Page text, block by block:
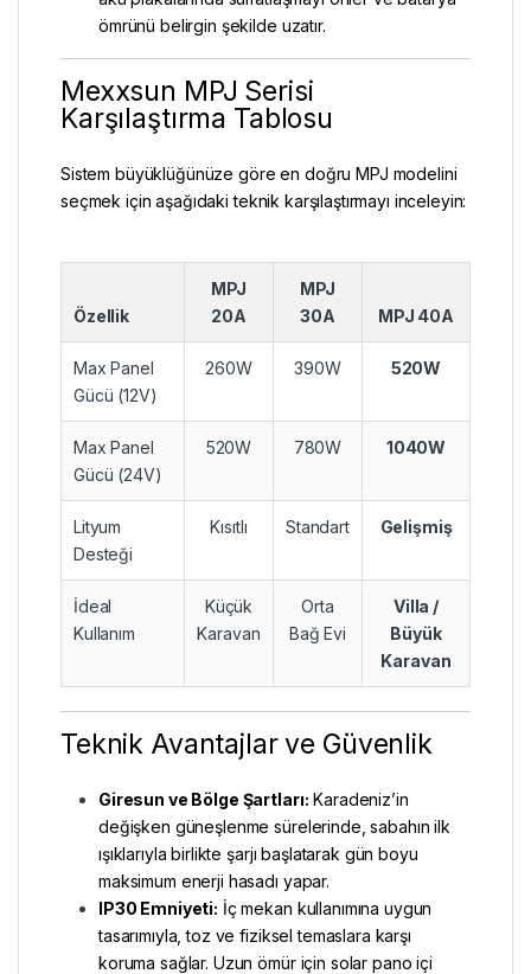
ömrünü belirgin şekilde uzatır.
Mexxsun MPJ Serisi
Karşılaştırma Tablosu
Sistem büyüklüğünüze göre en doğru MPJ modelini
seçmek için aşağıdaki teknik karşılaştırmayı inceleyin:
Özellik
MPJ
20A
MPJ
30A
MPJ 40A
Max Panel
Gücü (12V)
260W 390W 520W
Max Panel
Gücü (24V)
520W 780W 1040W
Lityum
Desteği
Kısıtlı Standart Gelişmiş
İdeal
Kullanım
Küçük
Karavan
Orta
Bağ Evi
Villa /
Büyük
Karavan
Teknik Avantajlar ve Güvenlik
Giresun ve Bölge Şartları: Karadeniz’in
değişken güneşlenme sürelerinde, sabahın ilk
ışıklarıyla birlikte şarjı başlatarak gün boyu
maksimum enerji hasadı yapar.
IP30 Emniyeti: İç mekan kullanımına uygun
tasarımıyla, toz ve fiziksel temaslara karşı
koruma sağlar. Uzun ömür için solar pano içi